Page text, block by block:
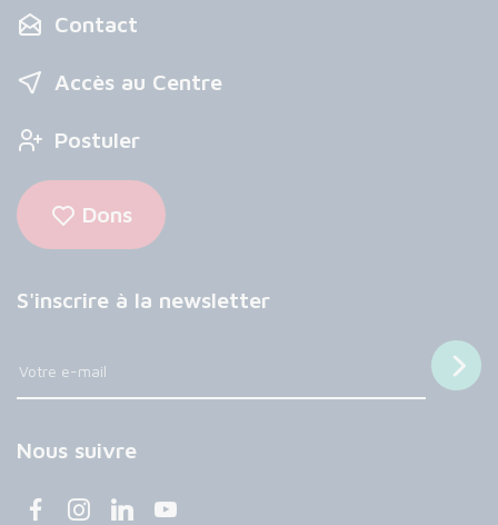
Contact
Accès au Centre
Postuler
Dons
S'inscrire à la newsletter
Nous suivre